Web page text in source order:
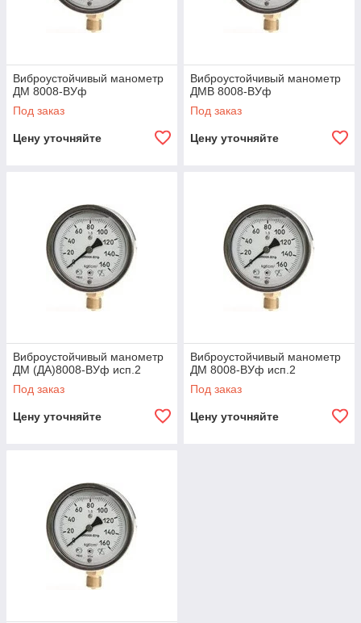
Виброустойчивый манометр
ДМ 8008-ВУф
Под заказ
Цену уточняйте
Виброустойчивый манометр
ДМВ 8008-ВУф
Под заказ
Цену уточняйте
Виброустойчивый манометр
ДМ (ДА)8008-ВУф исп.2
Под заказ
Цену уточняйте
Виброустойчивый манометр
ДМ 8008-ВУф исп.2
Под заказ
Цену уточняйте